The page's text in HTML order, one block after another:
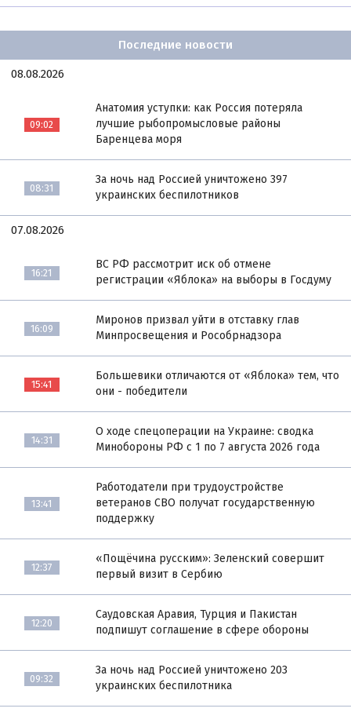
Последние новости
08.08.2026
09:02
Анатомия уступки: как Россия потеряла
лучшие рыбопромысловые районы
Баренцева моря
08:31
За ночь над Россией уничтожено 397
украинских беспилотников
07.08.2026
16:21
ВС РФ рассмотрит иск об отмене
регистрации «Яблока» на выборы в Госдуму
16:09
Миронов призвал уйти в отставку глав
Минпросвещения и Рособрнадзора
15:41
Большевики отличаются от «Яблока» тем, что
они - победители
14:31
О ходе спецоперации на Украине: сводка
Минобороны РФ с 1 по 7 августа 2026 года
13:41
Работодатели при трудоустройстве
ветеранов СВО получат государственную
поддержку
12:37
«Пощёчина русским»: Зеленский совершит
первый визит в Сербию
12:20
Саудовская Аравия, Турция и Пакистан
подпишут соглашение в сфере обороны
09:32
За ночь над Россией уничтожено 203
украинских беспилотника